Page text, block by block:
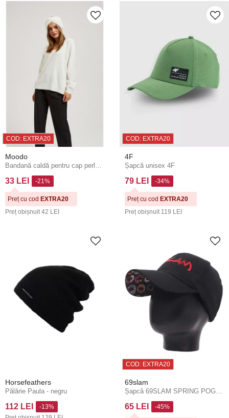
COD: EXTRA20
Moodo
33 LEI
Preț obișnuit 42 LEI
-21%
Preț cu cod EXTRA20
COD: EXTRA20
4F
Șapcă unisex 4F
79 LEI
Preț obișnuit 119 LEI
-34%
Preț cu cod EXTRA20
Horsefeathers
Pălărie Paula - negru
112 LEI -13%
COD: EXTRA20
69slam
Șapcă 69SLAM SPRING POGS CURVED BRIM
65 LEI -45%